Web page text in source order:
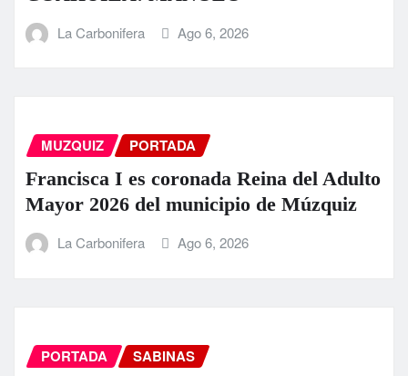
La Carbonifera Ago 6, 2026
MUZQUIZ PORTADA
Francisca I es coronada Reina del Adulto
Mayor 2026 del municipio de Múzquiz
La Carbonifera Ago 6, 2026
PORTADA SABINAS